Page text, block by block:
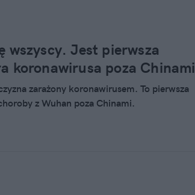
wszyscy. Jest pierwsza
koronawirusa poza Chinami
zarażony koronawirusem. To pierwsza
z Wuhan poza Chinami.